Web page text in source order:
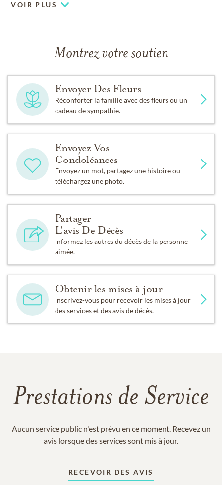
VOIR PLUS
Montrez votre soutien
Envoyer Des Fleurs
Réconforter la famille avec des fleurs ou un
cadeau de sympathie.
Envoyez Vos
Condoléances
Envoyez un mot, partagez une histoire ou
téléchargez une photo.
Partager
L'avis De Décès
Informez les autres du décès de la personne
aimée.
Obtenir les mises à jour
Inscrivez-vous pour recevoir les mises à jour
des services et des avis de décès.
Prestations de Service
Aucun service public n'est prévu en ce moment. Recevez un
avis lorsque des services sont mis à jour.
RECEVOIR DES AVIS